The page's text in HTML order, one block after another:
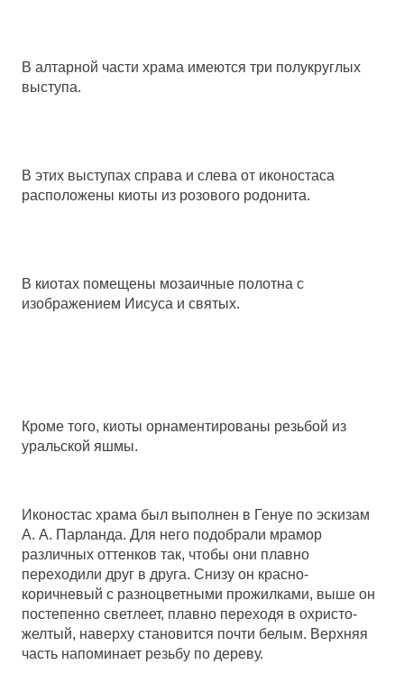
В алтарной части храма имеются три полукруглых
выступа.
В этих выступах справа и слева от иконостаса
расположены киоты из розового родонита.
В киотах помещены мозаичные полотна с
изображением Иисуса и святых.
Кроме того, киоты орнаментированы резьбой из
уральской яшмы.
Иконостас храма был выполнен в Генуе по эскизам
А. А. Парланда. Для него подобрали мрамор
различных оттенков так, чтобы они плавно
переходили друг в друга. Снизу он красно-
коричневый с разноцветными прожилками, выше он
постепенно светлеет, плавно переходя в охристо-
желтый, наверху становится почти белым. Верхняя
часть напоминает резьбу по дереву.